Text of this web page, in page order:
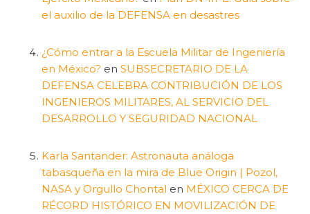
el auxilio de la DEFENSA en desastres
¿Cómo entrar a la Escuela Militar de Ingeniería
en México? en SUBSECRETARIO DE LA
DEFENSA CELEBRA CONTRIBUCIÓN DE LOS
INGENIEROS MILITARES, AL SERVICIO DEL
DESARROLLO Y SEGURIDAD NACIONAL
Karla Santander: Astronauta análoga
tabasqueña en la mira de Blue Origin | Pozol,
NASA y Orgullo Chontal en MÉXICO CERCA DE
RÉCORD HISTÓRICO EN MOVILIZACIÓN DE